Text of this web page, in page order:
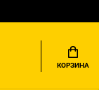
КОРЗИНА